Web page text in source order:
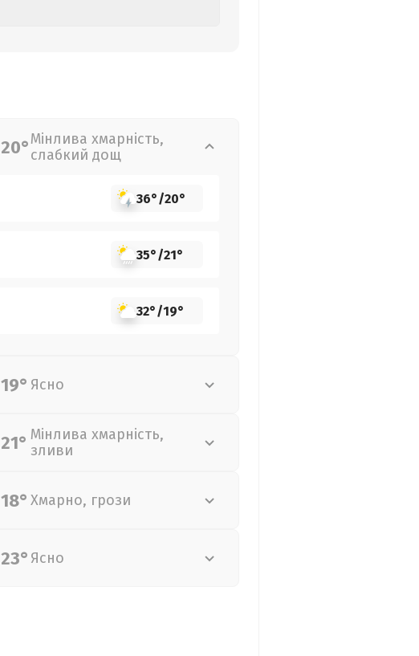
20°Мінлива хмарність,
слабкий дощ
36°/20°
35°/21°
32°/19°
19° Ясно
21° Мінлива хмарність,
зливи
18° Хмарно, грози
23° Ясно